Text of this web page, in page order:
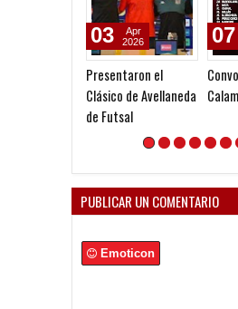
Convocados ante el
Calamar
07
Aug
2026
del
17